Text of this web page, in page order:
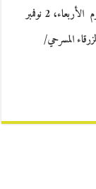
خاص- ثقافات جرى مساء اليوم الأربعاء، 2 نوفمبر
المسرحي/